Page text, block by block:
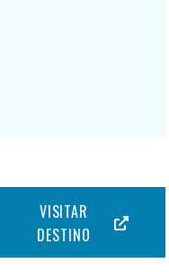
VISITAR
DESTINO